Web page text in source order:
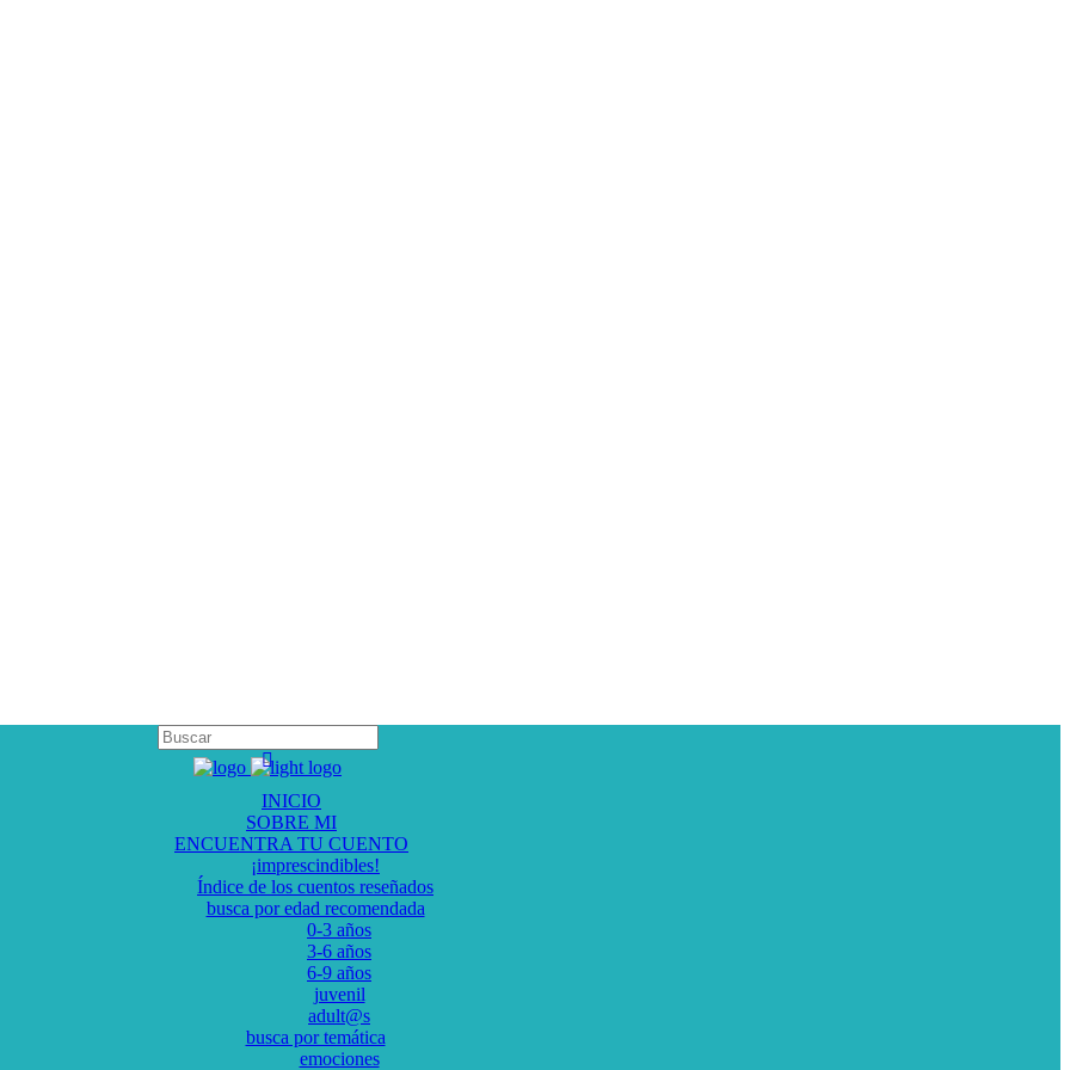
INICIO
SOBRE MI
ENCUENTRA TU CUENTO
¡imprescindibles!
Índice de los cuentos reseñados
busca por edad recomendada
0-3 años
3-6 años
6-9 años
juvenil
adult@s
busca por temática
emociones